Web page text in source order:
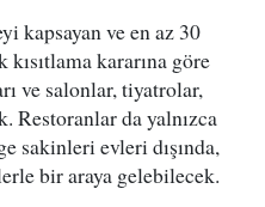
kapsayan ve en az 30
kararına göre
ve salonlar, tiyatrolar,
Restoranlar da yalnızca
sakinleri evleri dışında,
bir araya gelebilecek.